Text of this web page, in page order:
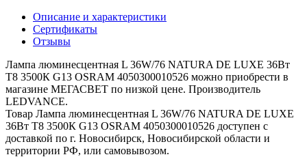
Описание и характеристики
Сертификаты
Отзывы
Лампа люминесцентная L 36W/76 NATURA DE LUXE 36Вт
T8 3500К G13 OSRAM 4050300010526 можно приобрести в
магазине МЕГАСВЕТ по низкой цене. Производитель
LEDVANCE.
Товар Лампа люминесцентная L 36W/76 NATURA DE LUXE
36Вт T8 3500К G13 OSRAM 4050300010526 доступен с
доставкой по г. Новосибирск, Новосибирской области и
территории РФ, или самовывозом.